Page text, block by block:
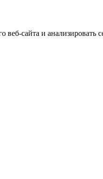
сайта и анализировать